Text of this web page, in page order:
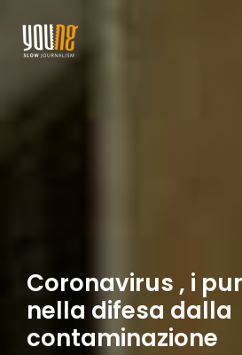
Coronavirus , i
nella difesa dalla
contaminazione